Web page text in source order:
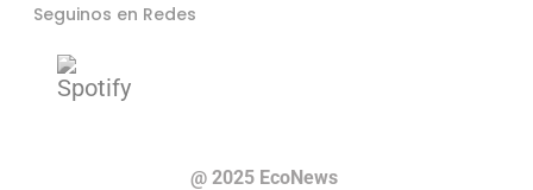
Seguinos en Redes
@ 2025 EcoNews